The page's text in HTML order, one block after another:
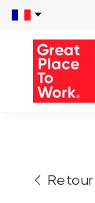
Retour